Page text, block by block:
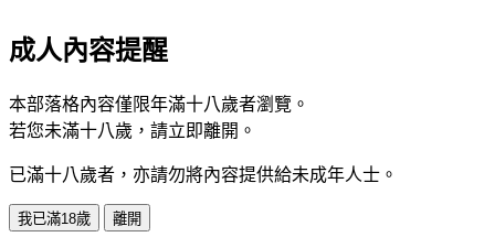
成人內容提醒
本部落格內容僅限年滿十八歲者瀏覽。
若您未滿十八歲，請立即離開。
已滿十八歲者，亦請勿將內容提供給未成年人士。
我已滿18歲 離開